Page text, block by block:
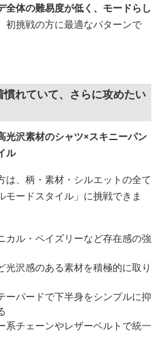
全体の難易度が低く、モードらし
初挑戦の方に最適なパターンで
れていて、さらに攻めたい
光沢素材のシャツ×スキニーパン
ル
は、柄・素材・シルエットの全て
モードスタイル」に挑戦できま
カル・ペイズリーなど存在感の強
光沢感のある素材を積極的に取り
ーパードで下半身をシンプルに抑
系チェーンやレザーベルトで統一